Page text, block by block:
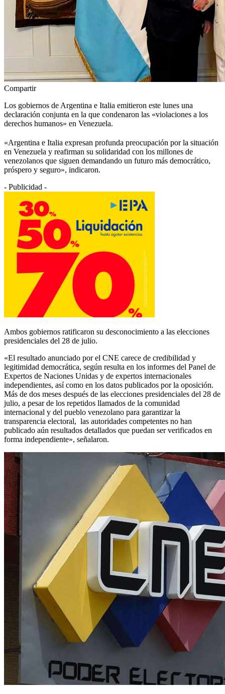
Compartir
Los gobiernos de Argentina e Italia emitieron este lunes una
declaración conjunta en la que condenaron las «violaciones a los
derechos humanos» en Venezuela.
«Argentina e Italia expresan profunda preocupación por la situación
en Venezuela y reafirman su solidaridad con los millones de
venezolanos que siguen demandando un futuro más democrático,
próspero y seguro», indicaron.
- Publicidad -
Ambos gobiernos ratificaron su desconocimiento a las elecciones
presidenciales del 28 de julio.
«El resultado anunciado por el CNE carece de credibilidad y
legitimidad democrática, según resulta en los informes del Panel de
Expertos de Naciones Unidas y de expertos internacionales
independientes, así como en los datos publicados por la oposición.
Más de dos meses después de las elecciones presidenciales del 28 de
julio, a pesar de los repetidos llamados de la comunidad
internacional y del pueblo venezolano para garantizar la
transparencia electoral, las autoridades competentes no han
publicado aún resultados detallados que puedan ser verificados en
forma independiente», señalaron.